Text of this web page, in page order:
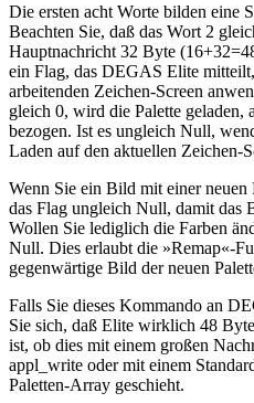
Die ersten acht Worte bilden eine
Beachten Sie, daß das Wort 2
Hauptnachricht 32 Byte
ein Flag, das DEGAS Elite
arbeitenden Zeichen-Screen
gleich 0, wird die Palette geladen,
bezogen. Ist es ungleich Null,
Laden auf den aktuellen Zeichen-
Wenn Sie ein Bild mit einer neuen
das Flag ungleich Null, damit das
Wollen Sie lediglich die Farben
Null. Dies erlaubt die »Remap«-
gegenwärtige Bild der neuen
Falls Sie dieses Kommando an
Sie sich, daß Elite wirklich 48
ist, ob dies mit einem großen
appl_write oder mit einem
Paletten-Array geschieht.